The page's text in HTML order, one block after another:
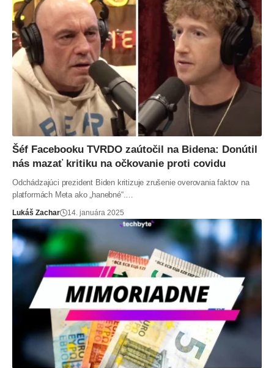
Šéf Facebooku TVRDO zaútočil na Bidena: Donútil
nás mazať kritiku na očkovanie proti covidu
Odchádzajúci prezident Biden kritizuje zrušenie overovania faktov na
platformách Meta ako „hanebné“.…
Lukáš Zachar 14. januára 2025